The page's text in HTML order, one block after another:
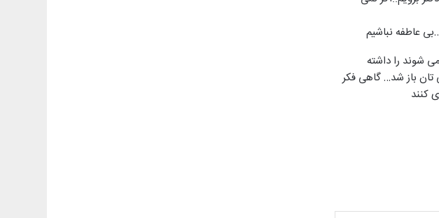
عاطفه نباشیم
شوند را داشته
تان باز شد… گاهی فکر
کنند